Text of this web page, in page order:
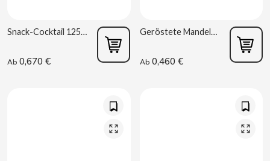
CHAMP HIGH
CHEETOS
CHOCOLATES VALOR
Snack-Cocktail 125g La Baturrica
Ab 0,670 €
Geröstete Mandeln 30g La Baturrica
Ab 0,460 €